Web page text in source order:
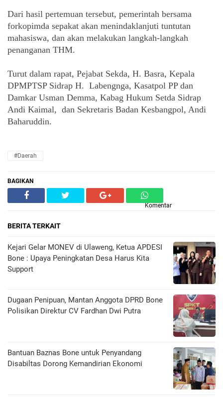
Dari hasil pertemuan tersebut, pemerintah bersama
forkopimda sepakat akan menindaklanjuti tuntutan
mahasiswa, dan akan melakukan langkah-langkah
penanganan THM.
Turut dalam rapat, Pejabat Sekda, H. Basra, Kepala
DPMPTSP Sidrap H.  Labengnga, Kasatpol PP dan
Damkar Usman Demma, Kabag Hukum Setda Sidrap
Andi Kaimal,  dan Sekretaris Badan Kesbangpol, Andi
Baharuddin.
#Daerah
BAGIKAN
Komentar
BERITA TERKAIT
Kejari Gelar MONEV di Ulaweng, Ketua APDESI
Bone : Upaya Peningkatan Desa Harus Kita
Support
Dugaan Penipuan, Mantan Anggota DPRD Bone
Polisikan Direktur CV Fardhan Dwi Putra
Bantuan Baznas Bone untuk Penyandang
Disabiltas Dorong Kemandirian Ekonomi